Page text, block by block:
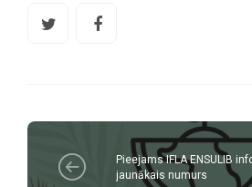
Pieejams IFLA ENSULIB
jaunākais numurs